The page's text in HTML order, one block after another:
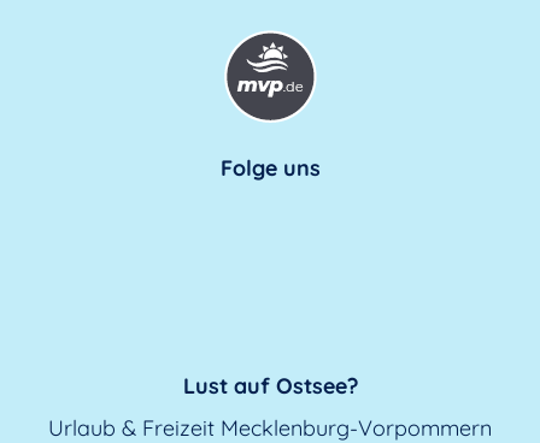
Folge uns
Lust auf Ostsee?
Urlaub & Freizeit Mecklenburg-Vorpommern